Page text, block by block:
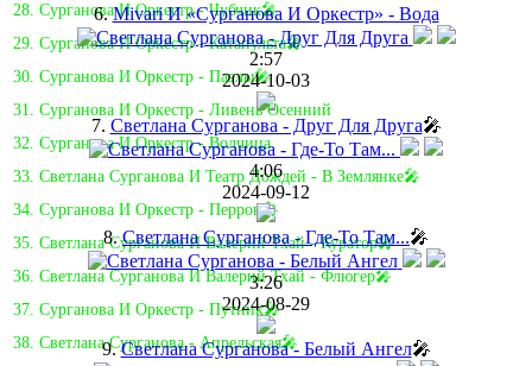
28. Сурганова И Оркестр - Чубчик🎤
29. Сурганова И Оркестр - Катапульта🎤
30. Сурганова И Оркестр - Пазлы🎤
31. Сурганова И Оркестр - Ливень Осенний
32. Сурганова И Оркестр - Волчица
33. Светлана Сурганова И Театр Дождей - В Землянке🎤
34. Сурганова И Оркестр - Перрон🎤
35. Светлана Сурганова И Валерий Тхай - Куратор🎤
36. Светлана Сурганова И Валерий Тхай - Флюгер🎤
37. Сурганова И Оркестр - Путник🎤
38. Светлана Сурганова - Апрельская🎤
6.Mivari И «Сурганова И Оркестр» - Вода
2:57
2024-10-03
7. Светлана Сурганова - Друг Для Друга🎤
4:06
2024-09-12
8.Светлана Сурганова - Где-То Там...🎤
3:26
2024-08-29
9.Светлана Сурганова - Белый Ангел🎤